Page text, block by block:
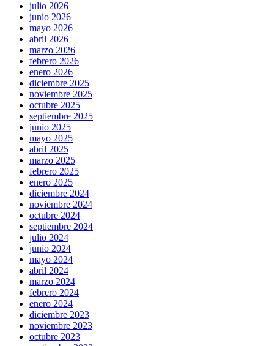
julio 2026
junio 2026
mayo 2026
abril 2026
marzo 2026
febrero 2026
enero 2026
diciembre 2025
noviembre 2025
octubre 2025
septiembre 2025
junio 2025
mayo 2025
abril 2025
marzo 2025
febrero 2025
enero 2025
diciembre 2024
noviembre 2024
octubre 2024
septiembre 2024
julio 2024
junio 2024
mayo 2024
abril 2024
marzo 2024
febrero 2024
enero 2024
diciembre 2023
noviembre 2023
octubre 2023